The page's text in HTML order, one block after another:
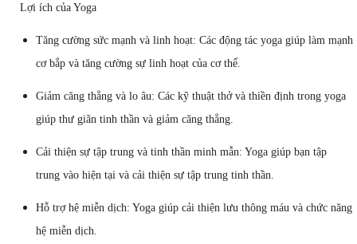
Lợi ích của Yoga
Tăng cường sức mạnh và linh hoạt: Các động tác yoga giúp làm mạnh
cơ bắp và tăng cường sự linh hoạt của cơ thể.
Giảm căng thẳng và lo âu: Các kỹ thuật thở và thiền định trong yoga
giúp thư giãn tinh thần và giảm căng thẳng.
Cải thiện sự tập trung và tinh thần minh mẫn: Yoga giúp bạn tập
trung vào hiện tại và cải thiện sự tập trung tinh thần.
Hỗ trợ hệ miễn dịch: Yoga giúp cải thiện lưu thông máu và chức năng
hệ miễn dịch.